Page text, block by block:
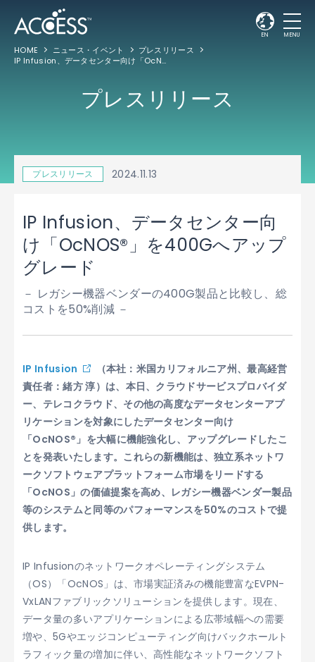
EN MENU
HOME ニュース・イベント
プレスリリース
IP Infusion、データセンター向け「OcNOS®」を400Gへアップグレード
プレスリリース
プレスリリース 2024.11.13
IP Infusion、データセンター向
け「OcNOS®」を400Gへアップ
グレード
－ レガシー機器ベンダーの400G製品と比較し、総
コストを50%削減 －
IP Infusion
（本社：米国カリフォルニア州、最高経営
責任者：緒方 淳）は、本日、クラウドサービスプロバイダ
ー、テレコクラウド、その他の高度なデータセンターアプ
リケーションを対象にしたデータセンター向け
「OcNOS®」を大幅に機能強化し、アップグレードしたこ
とを発表いたします。これらの新機能は、独立系ネットワ
ークソフトウェアプラットフォーム市場をリードする
「OcNOS」の価値提案を高め、レガシー機器ベンダー製品
等のシステムと同等のパフォーマンスを50%のコストで提
供します。
IP Infusionのネットワークオペレーティングシステム
（OS）「OcNOS」は、市場実証済みの機能豊富なEVPN-
VxLANファブリックソリューションを提供します。現在、
データ量の多いアプリケーションによる広帯域幅への需要
増や、5Gやエッジコンピューティング向けバックホールト
ラフィック量の増加に伴い、高性能なネットワークソフト